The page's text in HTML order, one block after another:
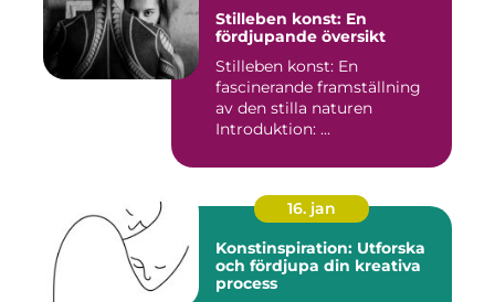
Stilleben konst: En
fördjupande översikt
Stilleben konst: En
fascinerande framställning
av den stilla naturen
Introduktion: ...
16. jan
Konstinspiration: Utforska
och fördjupa din kreativa
process